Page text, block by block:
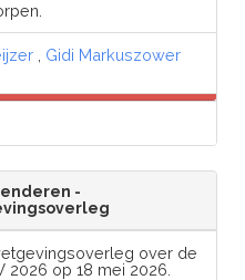
Gidi Markuszower
-
over de
2026 op 18 mei 2026.